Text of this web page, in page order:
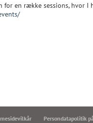
for en række sessions, hvor I
Persondatapolitik